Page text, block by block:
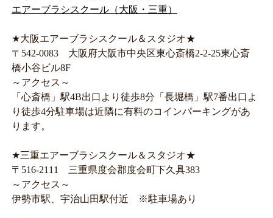
エアーブラシスクール（大阪・三重）
★大阪エアーブラシスクール＆スタジオ★
〒542-0083 大阪府大阪市中央区東心斎橋2-2-25東心斎
橋小谷ビル8F
～アクセス～
「心斎橋」駅4B出口より徒歩8分「長堀橋」駅7番出口よ
り徒歩4分駐車場は近隣に有料のコインパーキングがあ
ります。
★三重エアーブラシスクール＆スタジオ★
〒516-2111 三重県度会郡度会町下久具383
～アクセス～
伊勢市駅、宇治山田駅付近 ※駐車場あり